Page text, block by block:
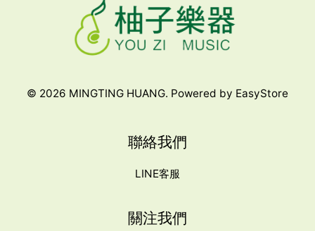
© 2026 MINGTING HUANG. Powered by EasyStore
聯絡我們
LINE客服
關注我們